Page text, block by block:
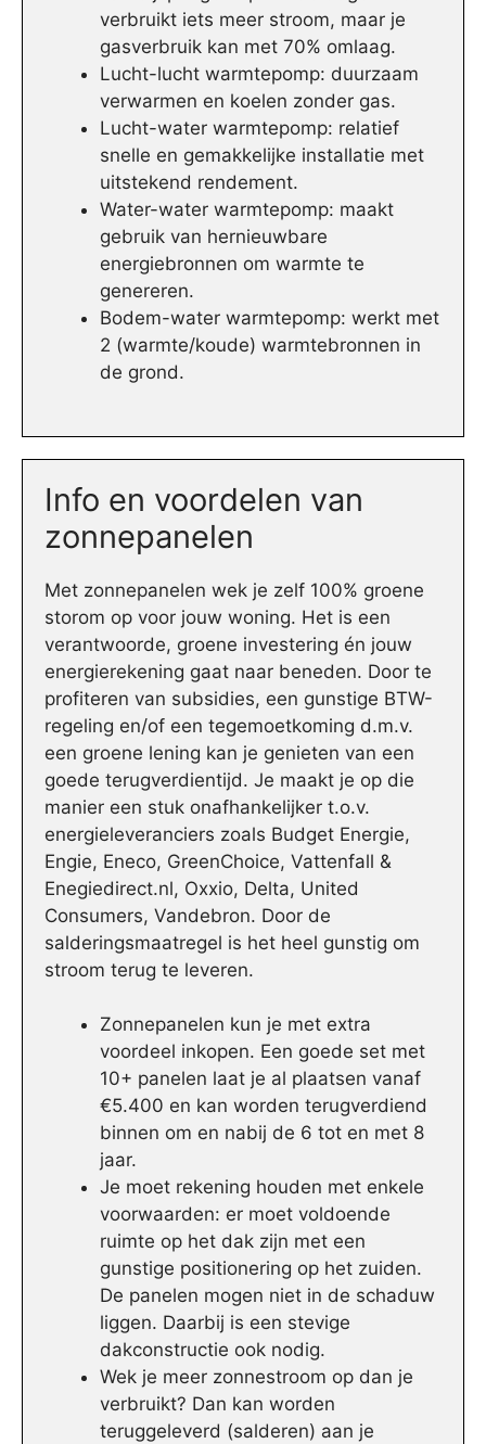
verbruikt iets meer stroom, maar je
gasverbruik kan met 70% omlaag.
Lucht-lucht warmtepomp: duurzaam
verwarmen en koelen zonder gas.
Lucht-water warmtepomp: relatief
snelle en gemakkelijke installatie met
uitstekend rendement.
Water-water warmtepomp: maakt
gebruik van hernieuwbare
energiebronnen om warmte te
genereren.
Bodem-water warmtepomp: werkt met
2 (warmte/koude) warmtebronnen in
de grond.
Info en voordelen van
zonnepanelen
Met zonnepanelen wek je zelf 100% groene
storom op voor jouw woning. Het is een
verantwoorde, groene investering én jouw
energierekening gaat naar beneden. Door te
profiteren van subsidies, een gunstige BTW-
regeling en/of een tegemoetkoming d.m.v.
een groene lening kan je genieten van een
goede terugverdientijd. Je maakt je op die
manier een stuk onafhankelijker t.o.v.
energieleveranciers zoals Budget Energie,
Engie, Eneco, GreenChoice, Vattenfall &
Enegiedirect.nl, Oxxio, Delta, United
Consumers, Vandebron. Door de
salderingsmaatregel is het heel gunstig om
stroom terug te leveren.
Zonnepanelen kun je met extra
voordeel inkopen. Een goede set met
10+ panelen laat je al plaatsen vanaf
€5.400 en kan worden terugverdiend
binnen om en nabij de 6 tot en met 8
jaar.
Je moet rekening houden met enkele
voorwaarden: er moet voldoende
ruimte op het dak zijn met een
gunstige positionering op het zuiden.
De panelen mogen niet in de schaduw
liggen. Daarbij is een stevige
dakconstructie ook nodig.
Wek je meer zonnestroom op dan je
verbruikt? Dan kan worden
teruggeleverd (salderen) aan je